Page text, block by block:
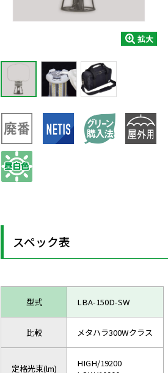
拡大
スペック表
型式 LBA-150D-SW
比較 メタハラ300Wクラス
定格光束(lm)
HIGH/19200